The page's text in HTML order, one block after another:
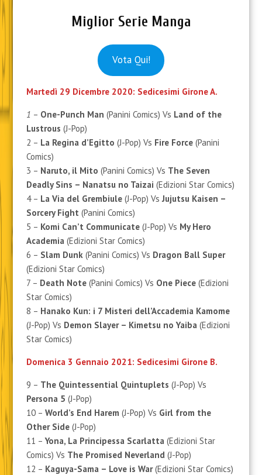
Miglior Serie Manga
Vota Qui!
Martedì 29 Dicembre 2020: Sedicesimi Girone A.
1 – One-Punch Man (Panini Comics) Vs Land of the
Lustrous (J-Pop)
2 – La Regina d’Egitto (J-Pop) Vs Fire Force(Panini
Comics)
3 – Naruto, il Mito (Panini Comics) Vs The Seven
Deadly Sins – Nanatsu no Taizai (Edizioni Star Comics)
4 – La Via del Grembiule(J-Pop) Vs Jujutsu Kaisen –
Sorcery Fight (Panini Comics)
5 – Komi Can’t Communicate(J-Pop) Vs My Hero
Academia (Edizioni Star Comics)
6 – Slam Dunk (Panini Comics) Vs Dragon Ball Super
(Edizioni Star Comics)
7 – Death Note(Panini Comics) Vs One Piece(Edizioni
Star Comics)
8 – Hanako Kun: i 7 Misteri dell’Accademia Kamome
(J-Pop) Vs Demon Slayer – Kimetsu no Yaiba (Edizioni
Star Comics)
Domenica 3 Gennaio 2021: Sedicesimi Girone B.
9 – The Quintessential Quintuplets (J-Pop) Vs
Persona 5 (J-Pop)
10 – World’s End Harem (J-Pop) Vs Girl from the
Other Side(J-Pop)
11 –Yona, La Principessa Scarlatta (Edizioni Star
Comics) Vs The Promised Neverland (J-Pop)
12 – Kaguya-Sama – Love is War(Edizioni Star Comics)